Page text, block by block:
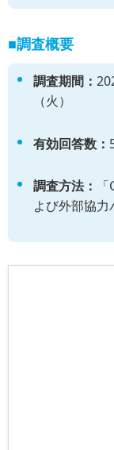
■調査概要
調査期間：
（火）
有効回答数：
調査方法：
よび外部協